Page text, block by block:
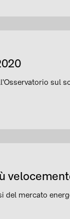
sul
del mercato